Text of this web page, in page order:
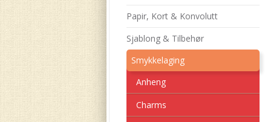
Papir, Kort & Konvolutt
Sjablong & Tilbehør
Smykkelaging
Anheng
Charms